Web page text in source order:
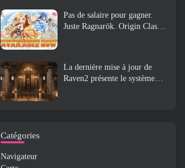
Pas de salaire pour gagner.
Juste Ragnarök. Origin Classic
La dernière mise à jour de
Raven2 présente le système
Catégories
Navigateur